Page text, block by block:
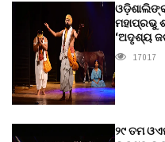
ମହାପ୍ରଭୁ
‘ଅଦୃଶ୍ୟ
17017
୨୯ ତମ